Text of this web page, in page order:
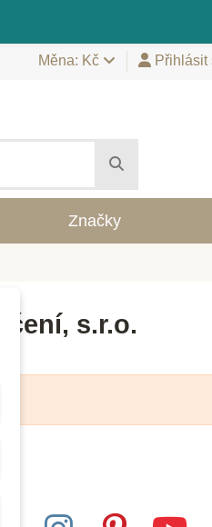
Měna: Kč Přihlásit
Značky
s.r.o.